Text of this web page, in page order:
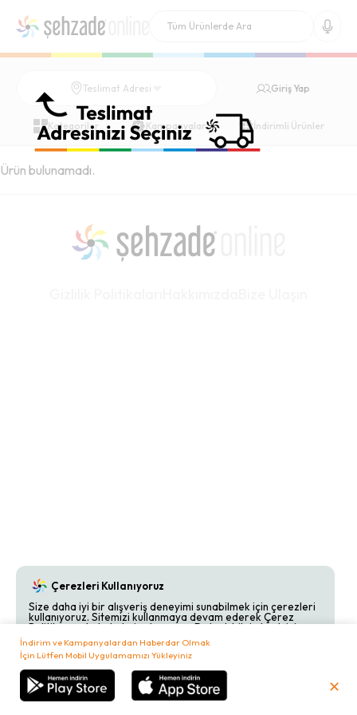
İndirim ve Kampanyalardan Haberdar Olmak
İçin Lütfen Mobil Uygulamamızı Yükleyiniz
✕
Sepetim 0,00
Teslimat Adresi Giriş Yap
Kategoriler Kampanyalar İndirimli Ürünler
Ürün bulunamadı.
Çerezleri Kullanıyoruz
Size daha iyi bir alışveriş deneyimi sunabilmek için çerezleri
kullanıyoruz. Sitemizi kullanmaya devam ederek Çerez
Politikamızı kabul etmiş olursunuz. Detaylı bilgi almak için
Çerez Politikamızı
inceleyebilirsiniz.
Kabul Et